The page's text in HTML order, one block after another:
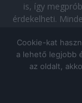
is, így
érdekelheti.
© Copyright
Cookie-kat
a lehető legjobb
az oldalt,